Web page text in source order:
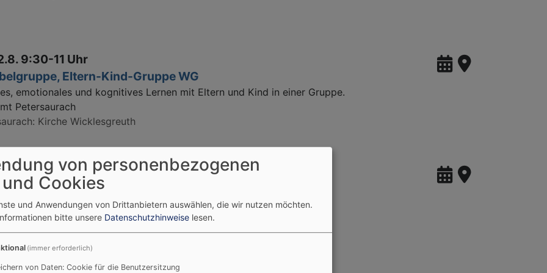
9:30-11 Uhr
Eltern-Kind-Gruppe WG
emotionales und kognitives Lernen mit Eltern und Kind in einer Gruppe.
Petersaurach
Kirche Wicklesgreuth
9:30-11 Uhr
Schwarz
Bürglein Evangelisches Gemeindehaus
von personenbezogenen
Cookies
und Anwendungen von Drittanbietern auswählen, die wir nutzen möchten.
bitte unsere Datenschutzhinweise lesen.
(immer erforderlich)
von Daten: Cookie für die Benutzersitzung